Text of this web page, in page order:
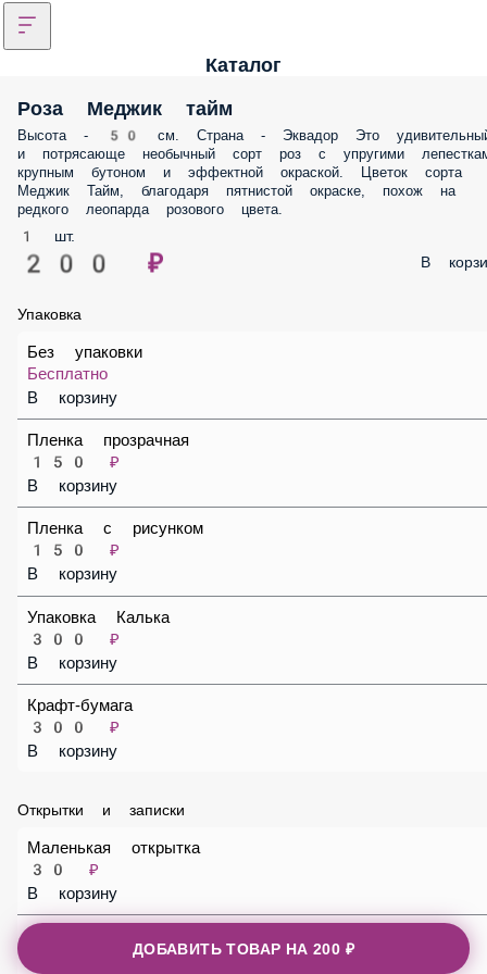
Каталог
Роза Меджик тайм
Высота - 50 см. Страна - Эквадор Это удивительный и потрясающе
необычный сорт роз с упругими лепестками, крупным бутоном и
эффектной окраской. Цветок сорта Меджик Тайм, благодаря
окраске, похож на редкого леопарда розового цвета.
1 шт.
200 ₽
Бесплатно
В корзину
Пленка прозрачная
150 ₽
В корзину
Пленка с рисунком
150 ₽
В корзину
Упаковка Калька
300 ₽
В корзину
Крафт-бумага
300 ₽
Открытки и записки
Маленькая открытка
30 ₽
В корзину
ДОБАВИТЬ ТОВАР НА200 ₽